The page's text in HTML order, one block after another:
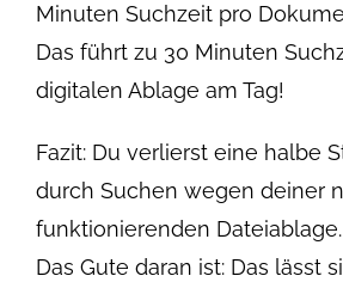
Minuten Suchzeit pro
Das führt zu 30 Minuten
digitalen Ablage am Tag!
Fazit: Du verlierst eine halbe
durch Suchen wegen deiner
funktionierenden Dateiablage.
Das Gute daran ist: Das lässt